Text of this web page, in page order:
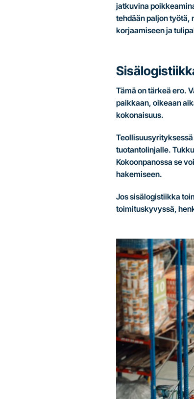
jatkuvina
tehdään paljon työtä,
korjaamiseen ja
Tämä on tärkeä ero.
paikkaan, oikeaan
kokonaisuus.
tuotantolinjalle.
Kokoonpanossa se
hakemiseen.
Jos sisälogistiikka
toimituskyvyssä,